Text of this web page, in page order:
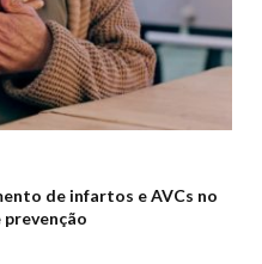
de infartos e AVCs no